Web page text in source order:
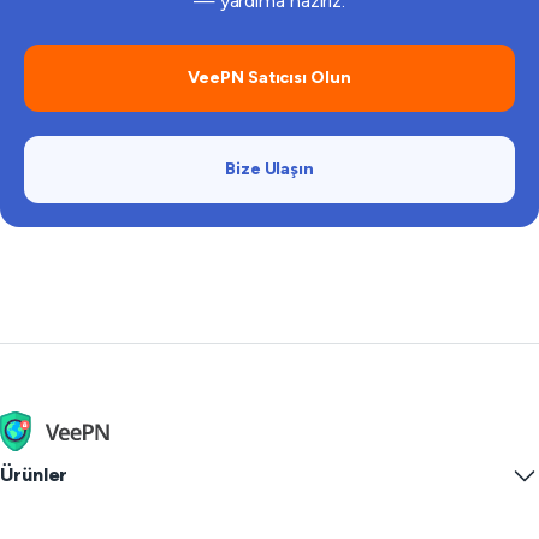
VeePN Satıcısı Olun
Bize Ulaşın
Ürünler